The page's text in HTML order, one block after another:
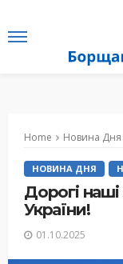
Home Новина Дня
НОВИНА ДНЯ
Дорогі наші
України!
01.10.2025